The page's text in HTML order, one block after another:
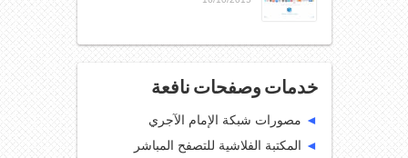
خدمات وصفحات نافعة
◄ مصورات شبكة الإمام الآجري
◄ المكتبة الفلاشية للتصفح المباشر